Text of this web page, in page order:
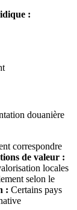
:
douanière
correspondre
de valeur :
locales
selon le
: Certains pays